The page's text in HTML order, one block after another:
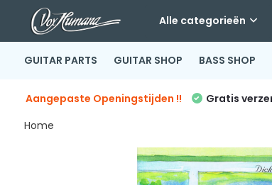
Alle categorieën
GUITAR PARTS GUITAR SHOP BASS SHOP
Aangepaste Openingstijden !! Gratis
Home